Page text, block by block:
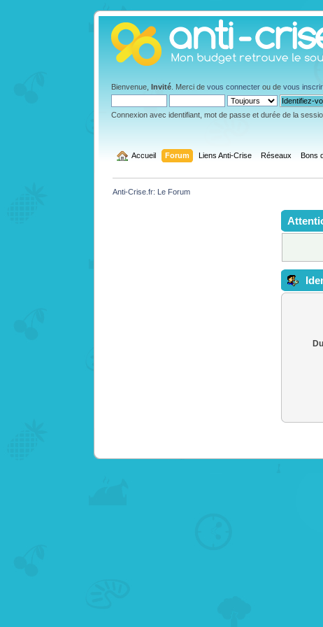
Bienvenue,Invité . Merci devous connecter ou devous
Connexion avec identifiant, mot de passe et durée de la
Accueil Forum Liens Anti-Crise Réseaux Bons
Anti-Crise.fr: Le Forum